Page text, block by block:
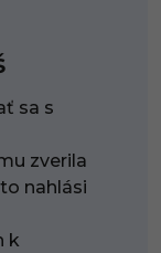
sa s
zverila
nahlási
k